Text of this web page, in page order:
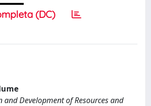
(DC)
Development of Resources and